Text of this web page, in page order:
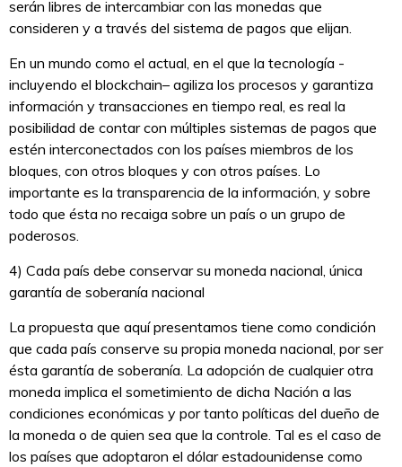
serán libres de intercambiar con las monedas que
consideren y a través del sistema de pagos que elijan.
En un mundo como el actual, en el que la tecnología -
incluyendo el blockchain– agiliza los procesos y garantiza
información y transacciones en tiempo real, es real la
posibilidad de contar con múltiples sistemas de pagos que
estén interconectados con los países miembros de los
bloques, con otros bloques y con otros países. Lo
importante es la transparencia de la información, y sobre
todo que ésta no recaiga sobre un país o un grupo de
poderosos.
4) Cada país debe conservar su moneda nacional, única
garantía de soberanía nacional
La propuesta que aquí presentamos tiene como condición
que cada país conserve su propia moneda nacional, por ser
ésta garantía de soberanía. La adopción de cualquier otra
moneda implica el sometimiento de dicha Nación a las
condiciones económicas y por tanto políticas del dueño de
la moneda o de quien sea que la controle. Tal es el caso de
los países que adoptaron el dólar estadounidense como